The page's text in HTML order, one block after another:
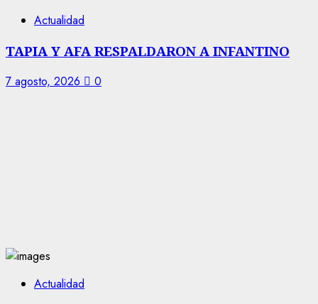
Actualidad
TAPIA Y AFA RESPALDARON A INFANTINO
7 agosto, 2026 0
Actualidad